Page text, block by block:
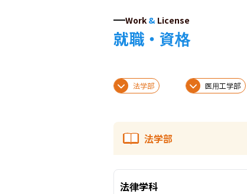
Work & License
就職・資格
法学部 医用工学部
法学部
法律学科